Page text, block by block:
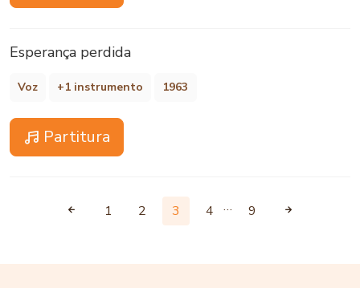
Esperança perdida
Voz +1 instrumento 1963
Partitura
1 2 3 4 … 9